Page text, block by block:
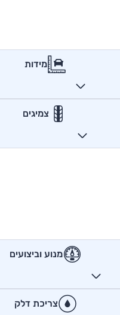
מידות
צמיגים
מנוע וביצועים
צריכת דלק